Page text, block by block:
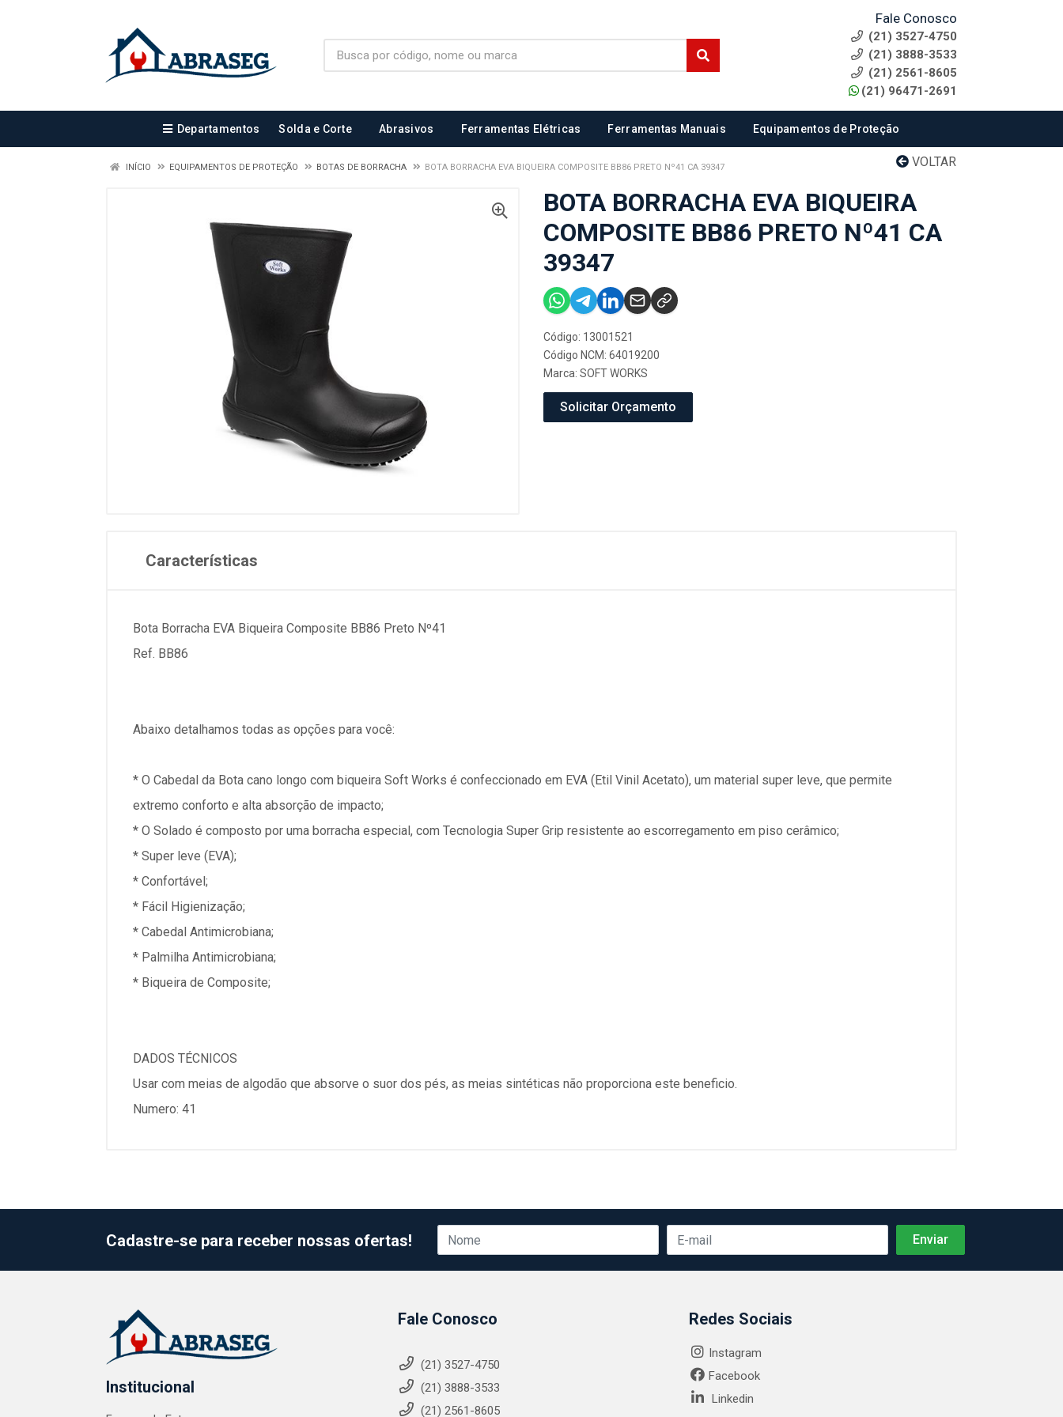
Fale Conosco
(21) 3527-4750
(21) 3888-3533
(21) 2561-8605
(21) 96471-2691
Departamentos Solda e Corte Abrasivos Ferramentas Elétricas Ferramentas Manuais Equipamentos de Proteção
VOLTAR
INÍCIO EQUIPAMENTOS DE PROTEÇÃO BOTAS DE BORRACHA BOTA BORRACHA EVA BIQUEIRA COMPOSITE BB86 PRETO Nº41 CA 39347
BOTA BORRACHA EVA BIQUEIRA
COMPOSITE BB86 PRETO Nº41 CA
39347
Código: 13001521
Código NCM: 64019200
Marca: SOFT WORKS
Solicitar Orçamento
Características
Bota Borracha EVA Biqueira Composite BB86 Preto Nº41
Ref. BB86
Abaixo detalhamos todas as opções para você:
* O Cabedal da Bota cano longo com biqueira Soft Works é confeccionado em EVA (Etil Vinil Acetato), um material super leve, que permite
extremo conforto e alta absorção de impacto;
* O Solado é composto por uma borracha especial, com Tecnologia Super Grip resistente ao escorregamento em piso cerâmico;
* Super leve (EVA);
* Confortável;
* Fácil Higienização;
* Cabedal Antimicrobiana;
* Palmilha Antimicrobiana;
* Biqueira de Composite;
DADOS TÉCNICOS
Usar com meias de algodão que absorve o suor dos pés, as meias sintéticas não proporciona este beneficio.
Numero: 41
Cadastre-se para receber nossas ofertas!
Institucional
Fale Conosco
(21) 3527-4750
(21) 3888-3533
(21) 2561-8605
Redes Sociais
Instagram
Facebook
Linkedin